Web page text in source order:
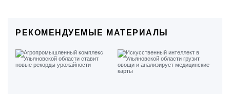
РЕКОМЕНДУЕМЫЕ МАТЕРИАЛЫ